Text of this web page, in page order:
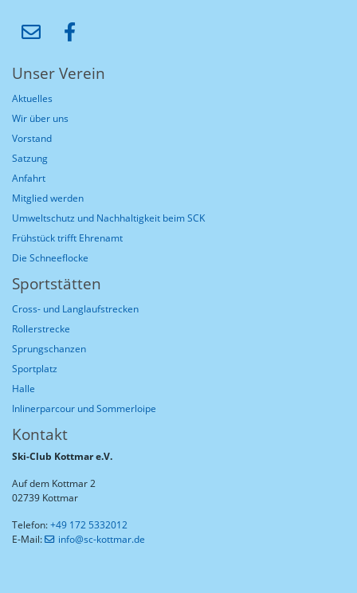
Unser Verein
Aktuelles
Wir über uns
Vorstand
Satzung
Anfahrt
Mitglied werden
Umweltschutz und Nachhaltigkeit beim SCK
Frühstück trifft Ehrenamt
Die Schneeflocke
Sportstätten
Cross- und Langlaufstrecken
Rollerstrecke
Sprungschanzen
Sportplatz
Halle
Inlinerparcour und Sommerloipe
Kontakt
Ski-Club Kottmar e.V.
Auf dem Kottmar 2
02739 Kottmar
Telefon:+49 172 5332012
E-Mail:
info@sc-kottmar.de